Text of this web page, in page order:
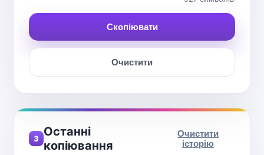
Скопіювати
Очистити
3
Останні
копіювання
Очистити
історію